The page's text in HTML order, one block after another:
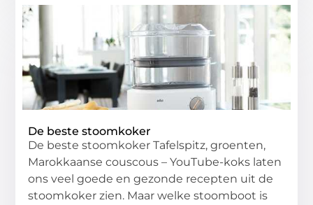
De beste stoomkoker
De beste stoomkoker Tafelspitz, groenten,
Marokkaanse couscous – YouTube-koks laten
ons veel goede en gezonde recepten uit de
stoomkoker zien. Maar welke stoomboot is